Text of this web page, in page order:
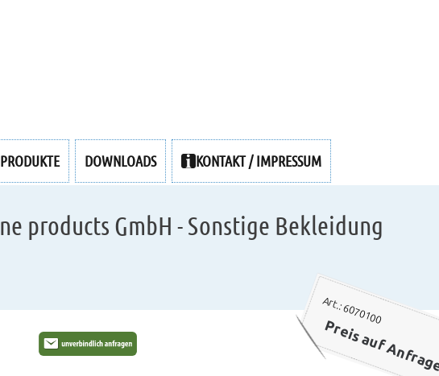
PRODUKTE DOWNLOADS KONTAKT / IMPRESSUM
products GmbH - Sonstige Bekleidung
Art.: 6070100
Preis auf Anfrage